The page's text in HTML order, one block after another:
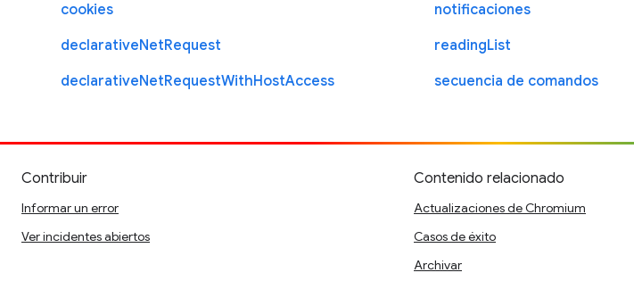
cookies
declarativeNetRequest
declarativeNetRequestWithHostAccess
notificaciones
readingList
secuencia de comandos
Contribuir
Informar un error
Ver incidentes abiertos
Contenido relacionado
Actualizaciones de Chromium
Casos de éxito
Archivar